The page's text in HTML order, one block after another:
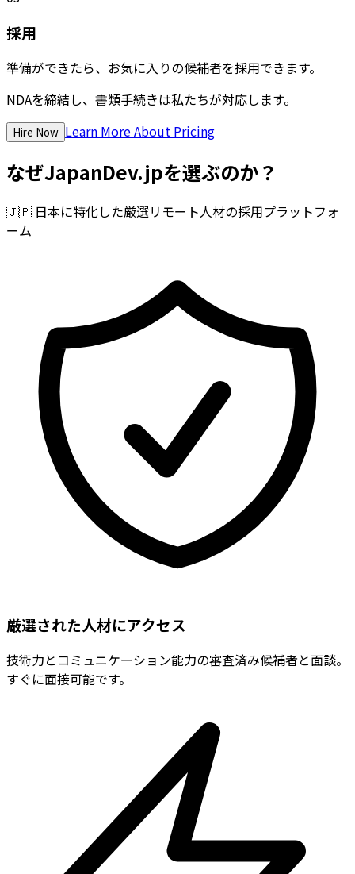
採用
準備ができたら、お気に入りの候補者を採用できます。
NDAを締結し、書類手続きは私たちが対応します。
Hire Now Learn More About Pricing
なぜJapanDev.jpを選ぶのか？
🇯🇵 日本に特化した厳選リモート人材の採用プラットフォ
ーム
厳選された人材にアクセス
技術力とコミュニケーション能力の審査済み候補者と面談。
すぐに面接可能です。